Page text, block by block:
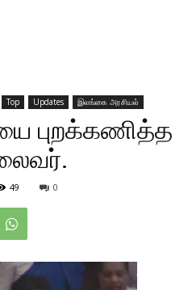
Top Updates இலங்கை அரசியல்
புறக்கணித்த
49 0